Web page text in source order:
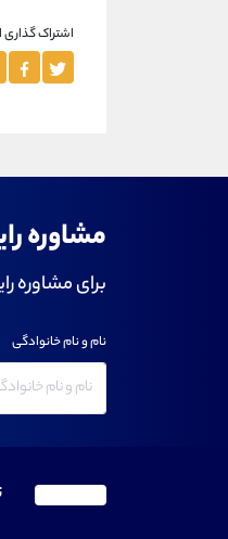
اشتراک
مشاوره
برای مشاوره
نام و نام خانوادگی